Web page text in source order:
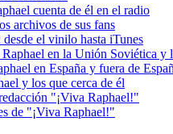
cuenta de él en el radio
archivos de sus fans
el vinilo hasta iTunes
en la Unión Soviética y
en España y fuera de
y los que cerca de él
"¡Viva Raphael!"
de "¡Viva Raphael!"